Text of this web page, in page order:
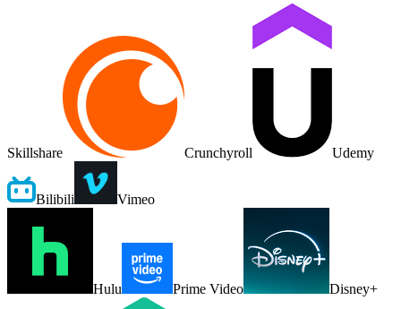
Skillshare Crunchyroll Udemy
Bilibili Vimeo
Hulu Prime Video Disney+